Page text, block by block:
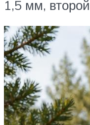
1,5 мм,